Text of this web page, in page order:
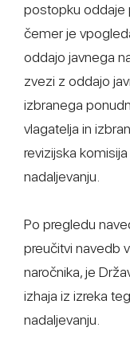
postopku oddaje
čemer je
oddajo javnega
zvezi z oddajo
izbranega
vlagatelja in
revizijska
nadaljevanju.
Po pregledu
preučitvi navedb
naročnika, je
izhaja iz izreka
nadaljevanju.